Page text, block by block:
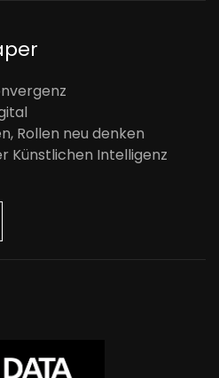
Rollen neu denken
Künstlichen Intelligenz